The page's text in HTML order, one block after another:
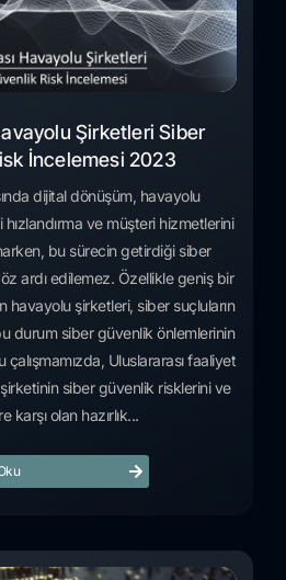
Şirketleri Siber
İncelemesi 2023
dijital dönüşüm, havayolu
ve müşteri hizmetlerini
bu sürecin getirdiği siber
ardı edilemez. Özellikle geniş bir
havayolu şirketleri, siber suçluların
durum siber güvenlik önlemlerinin
çalışmamızda, Uluslararası faaliyet
siber güvenlik risklerini ve
karşı olan hazırlık...